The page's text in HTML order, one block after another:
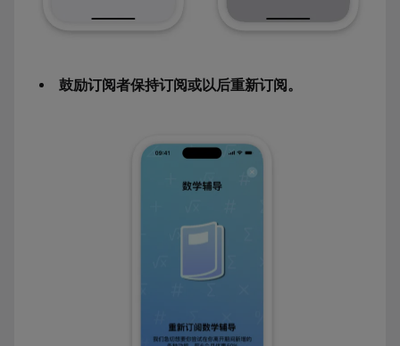
鼓励订阅者保持订阅或以后重新订阅。